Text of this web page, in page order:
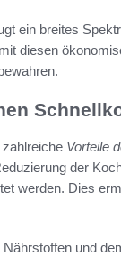
ein breites
diesen
Vorteile
der
werden. Dies
und